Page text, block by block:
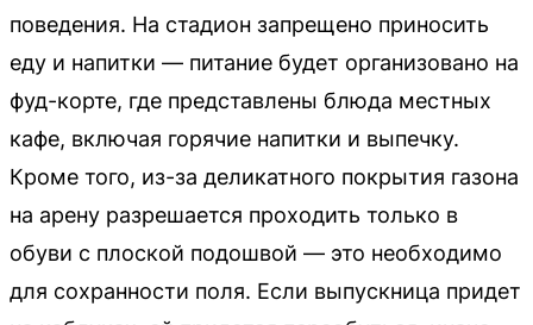
поведения. На стадион запрещено приносить
еду и напитки — питание будет организовано на
фуд-корте, где представлены блюда местных
кафе, включая горячие напитки и выпечку.
Кроме того, из-за деликатного покрытия газона
на арену разрешается проходить только в
обуви с плоской подошвой — это необходимо
для сохранности поля. Если выпускница придет